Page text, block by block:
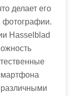
делает его
фотографии.
Hasselblad